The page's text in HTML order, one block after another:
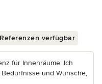
5 Sternen
Referenzen verfügbar
für Innenräume. Ich
und Wünsche,